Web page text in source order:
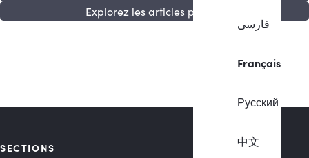
فارسی
Français
Русский
中文
Explorez les articles publiés
SECTIONS